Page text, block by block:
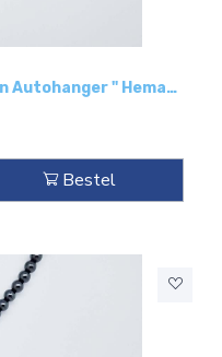
Handgemaakte Natuurstenen Autohanger " Hematiet"- Met metaal hanger - " Koran"
Bestel